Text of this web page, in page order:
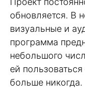
обновляется. В
визуальные и
программа
небольшого
ей
больше никогда.